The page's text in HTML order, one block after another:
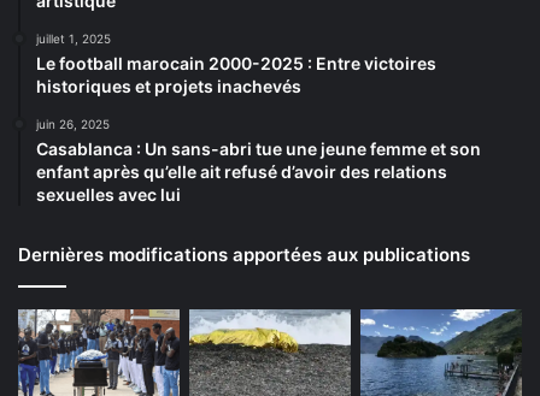
juillet 1, 2025
Le football marocain 2000-2025 : Entre victoires
historiques et projets inachevés
juin 26, 2025
Casablanca : Un sans-abri tue une jeune femme et son
enfant après qu’elle ait refusé d’avoir des relations
sexuelles avec lui
Dernières modifications apportées aux publications